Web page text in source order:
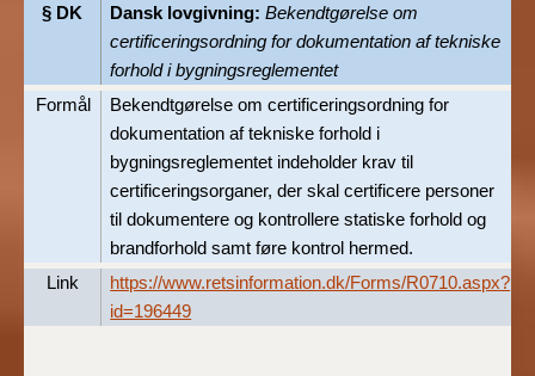
§ DK Dansk lovgivning: Bekendtgørelse om
certificeringsordning for dokumentation af tekniske
forhold i bygningsreglementet
Formål
Bekendtgørelse om certificeringsordning for
dokumentation af tekniske forhold i
bygningsreglementet indeholder krav til
certificeringsorganer, der skal certificere personer
til dokumentere og kontrollere statiske forhold og
brandforhold samt føre kontrol hermed.
Link
https://www.retsinformation.dk/Forms/R0710.aspx?
id=196449